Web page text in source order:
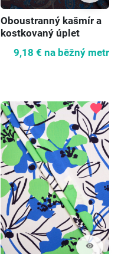
Oboustranný kašmír a
kostkovaný úplet
9,18 € na běžný metr
visibility
favorite